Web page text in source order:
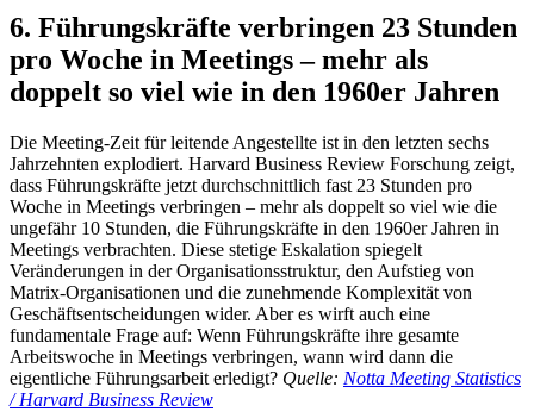
6. Führungskräfte verbringen 23 Stunden
pro Woche in Meetings – mehr als
doppelt so viel wie in den 1960er Jahren
Die Meeting-Zeit für leitende Angestellte ist in den letzten sechs
Jahrzehnten explodiert. Harvard Business Review Forschung zeigt,
dass Führungskräfte jetzt durchschnittlich fast 23 Stunden pro
Woche in Meetings verbringen – mehr als doppelt so viel wie die
ungefähr 10 Stunden, die Führungskräfte in den 1960er Jahren in
Meetings verbrachten. Diese stetige Eskalation spiegelt
Veränderungen in der Organisationsstruktur, den Aufstieg von
Matrix-Organisationen und die zunehmende Komplexität von
Geschäftsentscheidungen wider. Aber es wirft auch eine
fundamentale Frage auf: Wenn Führungskräfte ihre gesamte
Arbeitswoche in Meetings verbringen, wann wird dann die
eigentliche Führungsarbeit erledigt? Quelle: Notta Meeting Statistics
/ Harvard Business Review